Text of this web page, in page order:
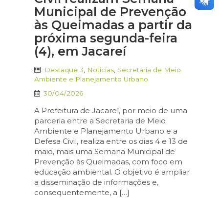
Municipal de Prevenção
às Queimadas a partir da
próxima segunda-feira
(4), em Jacareí
Destaque 3 Notícias Secretaria de Meio
Ambiente e Planejamento Urbano
30/04/2026
A Prefeitura de Jacareí, por meio de uma
parceria entre a Secretaria de Meio
Ambiente e Planejamento Urbano e a
Defesa Civil, realiza entre os dias 4 e 13 de
maio, mais uma Semana Municipal de
Prevenção às Queimadas, com foco em
educação ambiental. O objetivo é ampliar
a disseminação de informações e,
consequentemente, a […]